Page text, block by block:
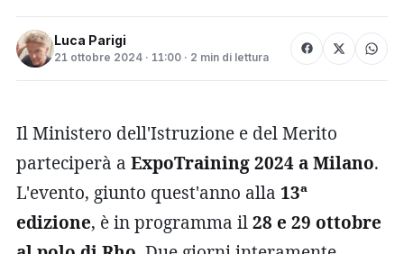
Luca Parigi
21 ottobre 2024 · 11:00 · 2 min di lettura
Il Ministero dell'Istruzione e del Merito
parteciperà a ExpoTraining 2024 a Milano.
L'evento, giunto quest'anno alla 13ª
edizione, è in programma il28 e 29 ottobre